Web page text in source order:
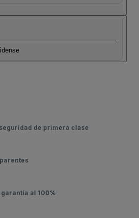
de primera clase
al 100%